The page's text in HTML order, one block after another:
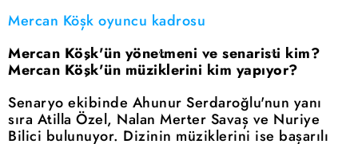
Mercan Köşk oyuncu kadrosu
Mercan Köşk'ün yönetmeni ve senaristi kim?
Mercan Köşk'ün müziklerini kim yapıyor?
Senaryo ekibinde Ahunur Serdaroğlu'nun yanı
sıra Atilla Özel, Nalan Merter Savaş ve Nuriye
Bilici bulunuyor. Dizinin müziklerini ise başarılı